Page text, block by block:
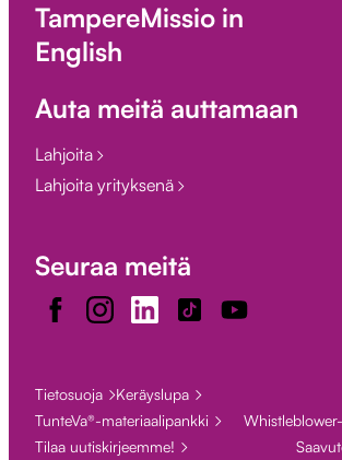
TampereMissio in
English
Auta meitä auttamaan
Lahjoita
Lahjoita yrityksenä
Seuraa meitä
FacebookInstagramLinkedInTikTokYoutube
Tietosuoja Keräyslupa
TunteVa®-materiaalipankki
Tilaa uutiskirjeemme!